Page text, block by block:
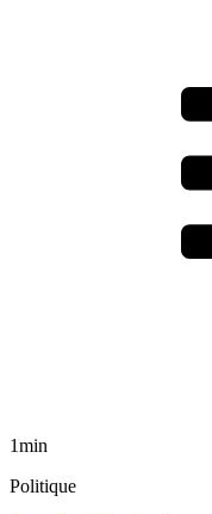
1min
Politique